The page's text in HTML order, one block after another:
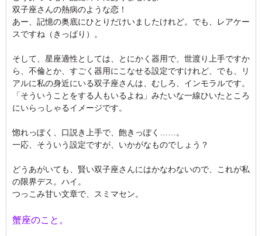
双子座さんの熱病のような恋！
あー、記憶の奥底にひとりだけいましたけれど。でも、レアケー
スですね（きっぱり）。
そして、星座適性としては、とにかく器用で、世渡り上手ですか
ら、不倫とか、すごく器用にこなせる設定ですけれど、でも、リ
アルに私の身近にいる双子座さんは、むしろ、インモラルです。
「そういうことをする人もいるよね」みたいな一線ひいたところ
にいらっしゃるイメージです。
惚れっぽく、口説き上手で、飽きっぽく……。
一応、そういう設定ですが、いかがなものでしょう？
どうあがいても、賢い双子座さんにはかなわないので、これが私
の限界デス。ハイ。
つっこみ甘い文章で、スミマセン。
蟹座のこと。